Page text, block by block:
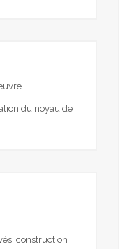
du noyau de
construction